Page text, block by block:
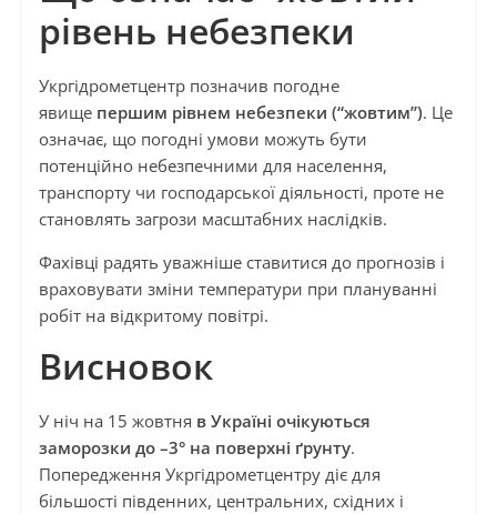
рівень небезпеки
Укргідрометцентр позначив погодне
явище першим рівнем небезпеки (“жовтим”). Це
означає, що погодні умови можуть бути
потенційно небезпечними для населення,
транспорту чи господарської діяльності, проте не
становлять загрози масштабних наслідків.
Фахівці радять уважніше ставитися до прогнозів і
враховувати зміни температури при плануванні
робіт на відкритому повітрі.
Висновок
У ніч на 15 жовтня в Україні очікуються
заморозки до –3° на поверхні ґрунту.
Попередження Укргідрометцентру діє для
більшості південних, центральних, східних і